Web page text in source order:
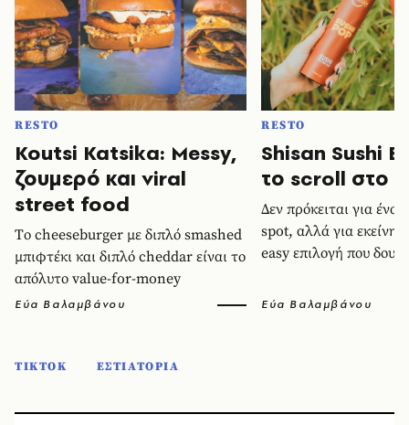
RESTO
Koutsi Katsika: Messy,
ζουμερό και viral
street food
Tο cheeseburger με διπλό smashed
μπιφτέκι και διπλό cheddar είναι το
απόλυτο value-for-money
Εύα Βαλαμβάνου
RESTO
Shisan Sushi
το scroll στο
Δεν πρόκειται για ένα
spot, αλλά για εκείνη
easy επιλογή που
Εύα Βαλαμβάνου
TIKTOK ΕΣΤΙΑΤΟΡΙΑ